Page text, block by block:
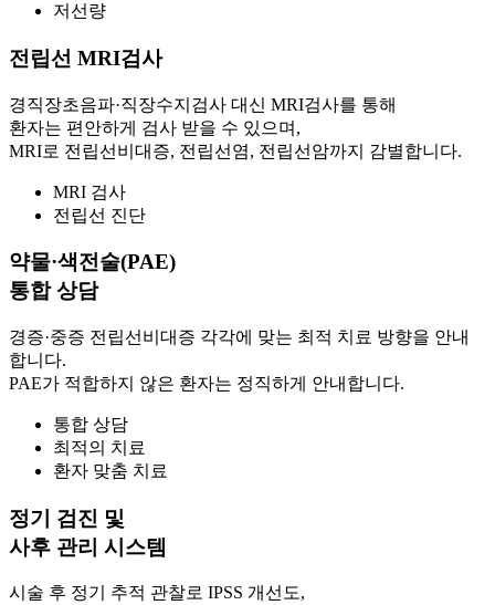
저선량
전립선 MRI검사
경직장초음파·직장수지검사 대신 MRI검사를 통해
환자는 편안하게 검사 받을 수 있으며,
MRI로 전립선비대증, 전립선염, 전립선암까지 감별합니다.
MRI 검사
전립선 진단
약물·색전술(PAE)
통합 상담
경증·중증 전립선비대증 각각에 맞는 최적 치료 방향을 안내
합니다.
PAE가 적합하지 않은 환자는 정직하게 안내합니다.
통합 상담
최적의 치료
환자 맞춤 치료
정기 검진 및
사후 관리 시스템
시술 후 정기 추적 관찰로 IPSS 개선도,